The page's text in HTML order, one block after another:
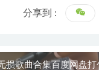
分享到 :
损歌曲合集百度网盘打